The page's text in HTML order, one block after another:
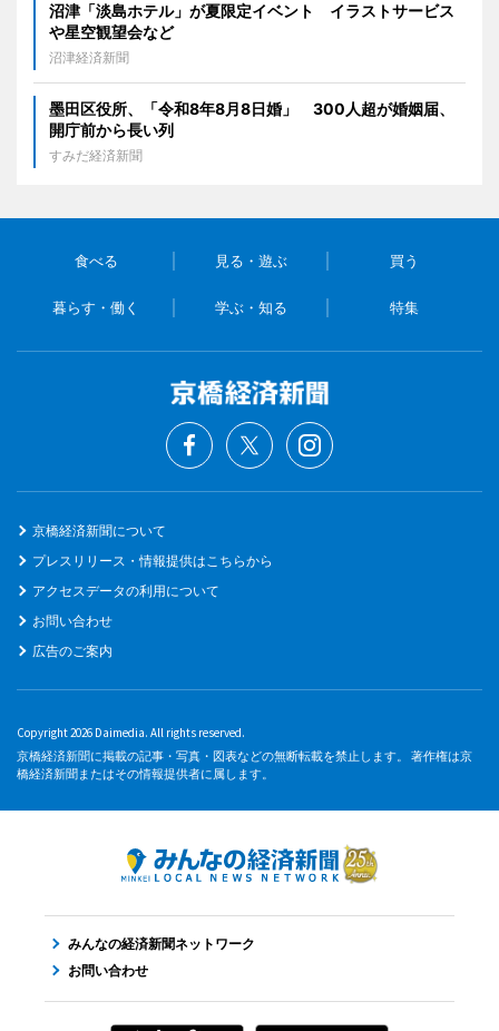
沼津「淡島ホテル」が夏限定イベント イラストサービス
や星空観望会など
沼津経済新聞
墨田区役所、「令和8年8月8日婚」 300人超が婚姻届、
開庁前から長い列
すみだ経済新聞
食べる 見る・遊ぶ 買う
暮らす・働く 学ぶ・知る 特集
京橋経済新聞について
プレスリリース・情報提供はこちらから
アクセスデータの利用について
お問い合わせ
広告のご案内
Copyright 2026 Daimedia. All rights reserved.
京橋経済新聞に掲載の記事・写真・図表などの無断転載を禁止します。 著作権は京
橋経済新聞またはその情報提供者に属します。
みんなの経済新聞ネットワーク
お問い合わせ